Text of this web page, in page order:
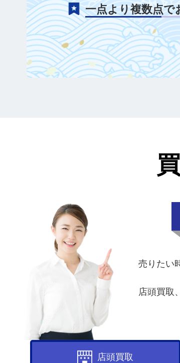
一点より複数点
売りたい
店頭買取
店頭買取